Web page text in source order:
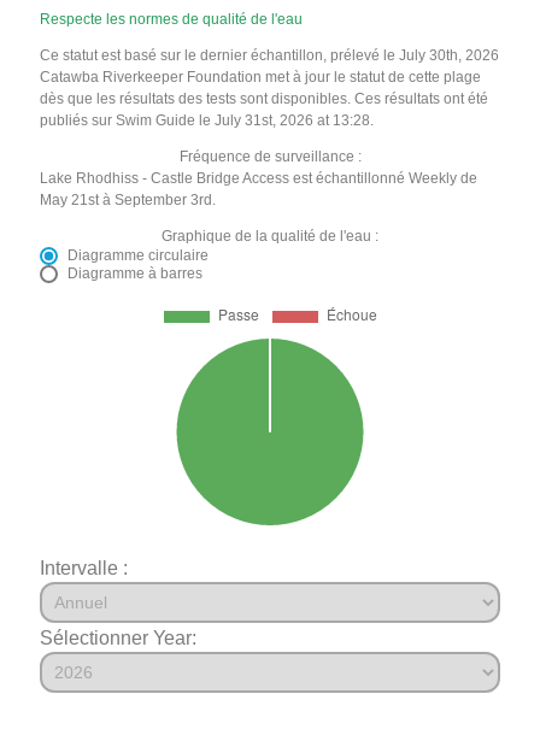
Respecte les normes de qualité de l'eau
Ce statut est basé sur le dernier échantillon, prélevé le July 30th, 2026
Catawba Riverkeeper Foundation met à jour le statut de cette plage
dès que les résultats des tests sont disponibles. Ces résultats ont été
publiés sur Swim Guide le July 31st, 2026 at 13:28.
Fréquence de surveillance :
Lake Rhodhiss - Castle Bridge Access est échantillonné Weekly de
May 21st à September 3rd.
Graphique de la qualité de l'eau :
Diagramme circulaire
Diagramme à barres
Intervalle :
Sélectionner Year: